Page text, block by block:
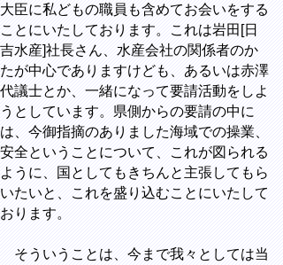
大臣に私どもの職員も含めてお会いをする
ことにいたしております。これは岩田[日
吉水産]社長さん、水産会社の関係者のか
たが中心でありますけども、あるいは赤澤
代議士とか、一緒になって要請活動をしよ
うとしています。県側からの要請の中に
は、今御指摘のありました海域での操業、
安全ということについて、これが図られる
ように、国としてもきちんと主張してもら
いたいと、これを盛り込むことにいたして
おります。
そういうことは、今まで我々としては当